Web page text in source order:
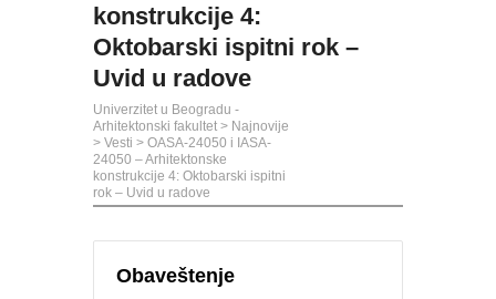
konstrukcije 4:
Oktobarski ispitni rok –
Uvid u radove
Univerzitet u Beogradu -
Arhitektonski fakultet > Najnovije
> Vesti > OASA-24050 i IASA-
24050 – Arhitektonske
konstrukcije 4: Oktobarski ispitni
rok – Uvid u radove
Obaveštenje